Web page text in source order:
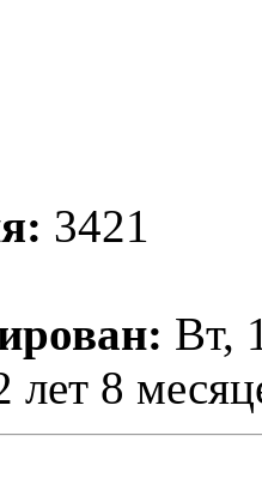
3421
Вт,
лет 8